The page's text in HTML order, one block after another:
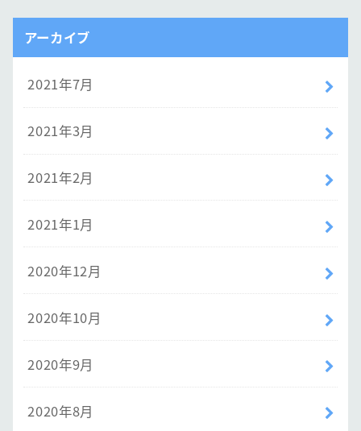
アーカイブ
2021年7月
2021年3月
2021年2月
2021年1月
2020年12月
2020年10月
2020年9月
2020年8月